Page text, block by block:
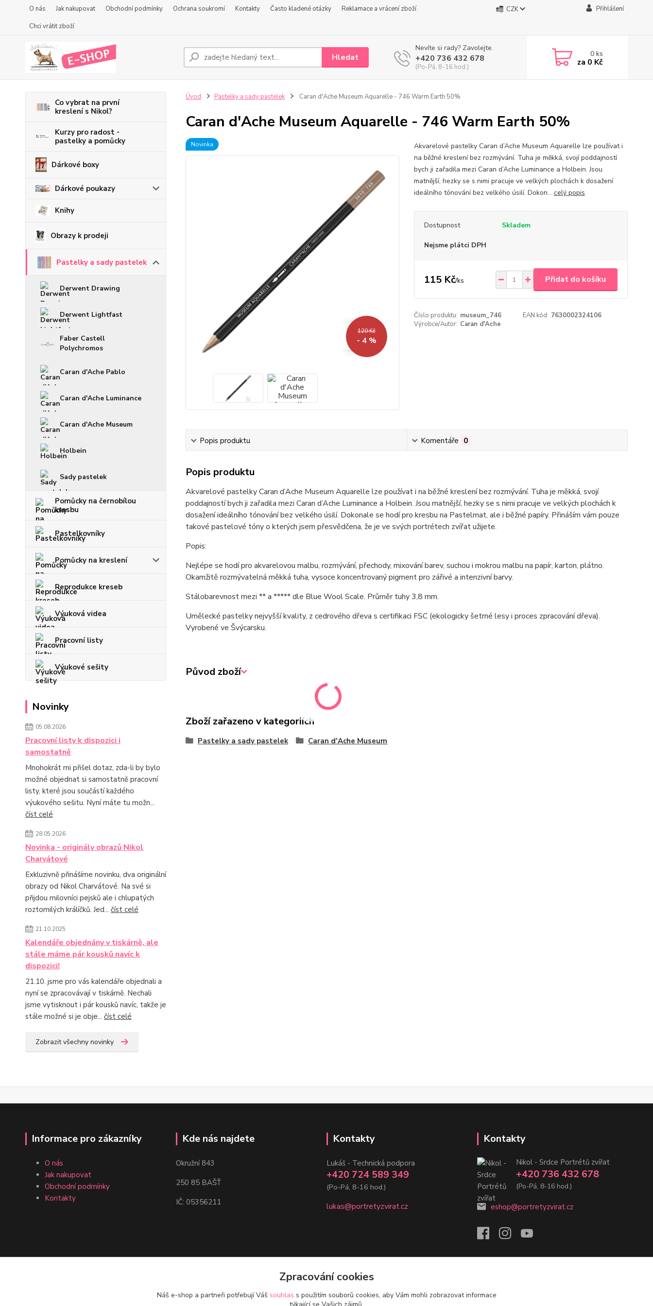
O nás Jak nakupovat Obchodní podmínky Ochrana soukromí Kontakty Často kladené otázky
Reklamace a vrácení zboží
Chci vrátit zboží
CZK Přihlášení
Hledat
Nevíte si rady? Zavolejte.
+420 736 432 678
(Po-Pá, 8-16 hod.)
0ks
za 0 Kč
Co vybrat na první
kreslení s Nikol?
Kurzy pro radost -
pastelky a pomůcky
Dárkové boxy
Dárkové poukazy
Knihy
Obrazy k prodeji
Pastelky a sady pastelek
Derwent Drawing
Derwent Lightfast
Faber Castell
Polychromos
Caran d'Ache Pablo
Caran d'Ache Luminance
Caran d'Ache Museum
Holbein
Sady pastelek
Pomůcky na černobílou
kresbu
Pastelkovníky
Pomůcky na kreslení
Reprodukce kreseb
Výuková videa
Pracovní listy
Výukové sešity
Novinky
05.08.2026
Pracovní listy k dispozici i
samostatně
Mnohokrát mi přišel dotaz, zda-li by bylo
možné objednat si samostatně pracovní
listy, které jsou součástí každého
výukového sešitu. Nyní máte tu možn...
číst celé
28.05.2026
Novinka - originály obrazů Nikol
Charvátové
Exkluzivně přinášíme novinku, dva originální
obrazy od Nikol Charvátové. Na své si
přijdou milovníci pejsků ale i chlupatých
roztomilých králíčků. Jed... číst celé
21.10.2025
Kalendáře objednány v tiskárně, ale
stále máme pár kousků navíc k
dispozici!
21.10. jsme pro vás kalendáře objednali a
nyní se zpracovávají v tiskárně. Nechali
jsme vytisknout i pár kousků navíc, takže je
stále možné si je obje... číst celé
Zobrazit všechny novinky
Úvod Pastelky a sady pastelek Caran d'Ache Museum Aquarelle - 746 Warm Earth 50%
Caran d'Ache Museum Aquarelle - 746 Warm Earth 50%
Novinka
120 Kč
- 4 %
Akvarelové pastelky Caran d’Ache Museum Aquarelle lze používat i
na běžné kreslení bez rozmývání. Tuha je měkká, svojí poddajností
bych ji zařadila mezi Caran d’Ache Luminance a Holbein. Jsou
matnější, hezky se s nimi pracuje ve velkých plochách k dosažení
ideálního tónování bez velkého úsilí. Dokon... celý popis
Dostupnost Skladem
Nejsme plátci DPH
115 Kč/ks Přidat do košíku
Číslo produktu: museum_746 EAN kód: 7630002324106
Výrobce/Autor: Caran d'Ache
Popis produktu Komentáře 0
Popis produktu
Akvarelové pastelky Caran d’Ache Museum Aquarelle lze používat i na běžné kreslení bez rozmývání. Tuha je měkká, svojí
poddajností bych ji zařadila mezi Caran d’Ache Luminance a Holbein. Jsou matnější, hezky se s nimi pracuje ve velkých plochách k
dosažení ideálního tónování bez velkého úsilí. Dokonale se hodí pro kresbu na Pastelmat, ale i běžné papíry. Přináším vám pouze
takové pastelové tóny o kterých jsem přesvědčena, že je ve svých portrétech zvířat užijete.
Popis:
Nejlépe se hodí pro akvarelovou malbu, rozmývání, přechody, mixování barev, suchou i mokrou malbu na papír, karton, plátno.
Okamžitě rozmývatelná měkká tuha, vysoce koncentrovaný pigment pro zářivé a intenzivní barvy.
Stálobarevnost mezi ** a ***** dle Blue Wool Scale. Průměr tuhy 3,8 mm.
Umělecké pastelky nejvyšší kvality, z cedrového dřeva s certifikaci FSC (ekologicky šetrné lesy i proces zpracování dřeva).
Vyrobené ve Švýcarsku.
Původ zboží
Zboží zařazeno v kategoriích
Pastelky a sady pastelek Caran d'Ache Museum
Informace pro zákazníky
O nás
Jak nakupovat
Obchodní podmínky
Kontakty
Kde nás najdete
Okružní 843
250 85 BAŠŤ
IČ: 05356211
Kontakty
Lukáš - Technická podpora
+420 724 589 349
(Po-Pá, 8-16 hod.)
lukas@portretyzvirat.cz
Kontakty
Nikol - Srdce Portrétů zvířat
+420 736 432 678
(Po-Pá, 8-16 hod.)
eshop@portretyzvirat.cz
Zpracování cookies
Náš e-shop a partneři potřebují Váš souhlas s použitím souborů cookies, aby Vám mohli zobrazovat informace